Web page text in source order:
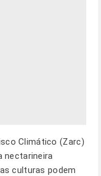
Climático (Zarc)
nectarineira
culturas podem